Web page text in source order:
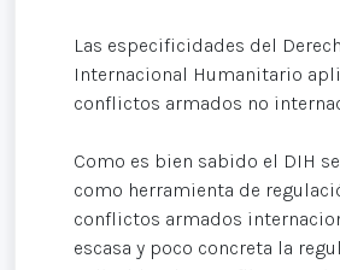
Las especificidades del
Internacional Humanitario
conflictos armados no
Como es bien sabido el DIH
como herramienta de
conflictos armados
escasa y poco concreta la